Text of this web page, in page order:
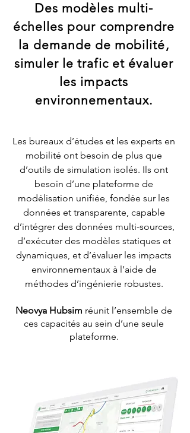
Des modèles multi-
échelles pour comprendre
la demande de mobilité,
simuler le trafic et évaluer
les impacts
environnementaux.
Les bureaux d’études et les experts en
mobilité ont besoin de plus que
d’outils de simulation isolés. Ils ont
besoin d’une plateforme de
modélisation unifiée, fondée sur les
données et transparente, capable
d’intégrer des données multi-sources,
d’exécuter des modèles statiques et
dynamiques, et d’évaluer les impacts
environnementaux à l’aide de
méthodes d’ingénierie robustes.
Neovya Hubsim réunit l’ensemble de
ces capacités au sein d’une seule
plateforme.